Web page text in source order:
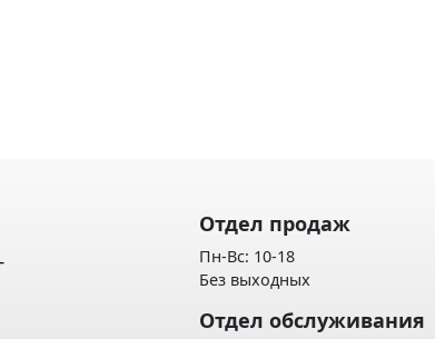
Отдел продаж
Пн-Вс: 10-18
Без выходных
Отдел обслуживания